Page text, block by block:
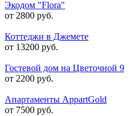
Экодом "Flora"
от 2800 руб.
Коттеджи в Джемете
от 13200 руб.
Гостевой дом на Цветочной 9
от 2200 руб.
Апартаменты AppartGold
от 7500 руб.